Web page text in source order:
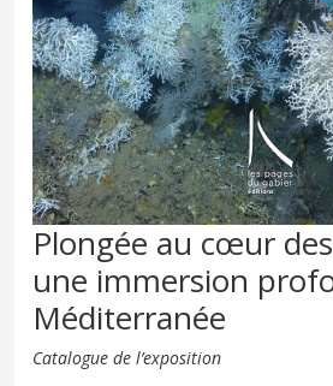
Plongée au cœur
une immersion
Méditerranée
Catalogue de l’exposition